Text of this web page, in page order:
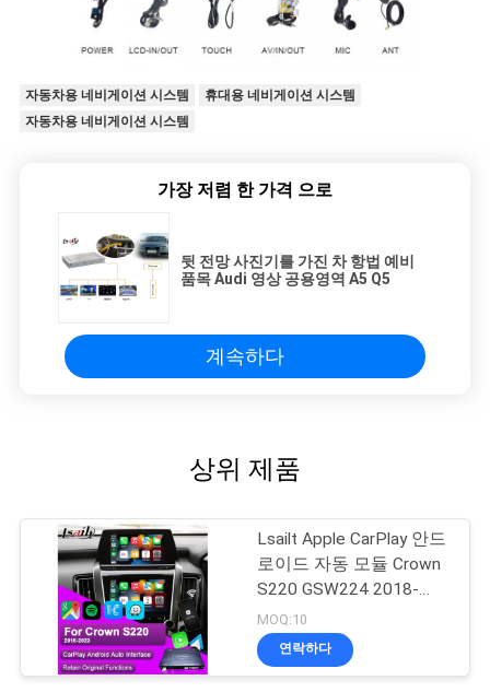
자동차용 네비게이션 시스템
휴대용 네비게이션 시스템
자동차용 네비게이션 시스템
가장 저렴 한 가격 으로
뒷 전망 사진기를 가진 차 항법 예비
품목 Audi 영상 공용영역 A5 Q5
계속하다
상위 제품
Lsailt Apple CarPlay 안드
로이드 자동 모듈 Crown
S220 GSW224 2018-
2022 통합 휴대 전화 거
울, 역 카메라
MOQ:10
연락하다